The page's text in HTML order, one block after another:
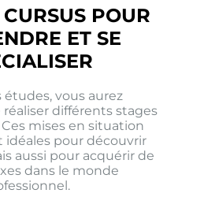
POUR
ET SE
études, vous aurez
différents stages
mises en situation
idéales pour découvrir
aussi pour acquérir de
dans le monde